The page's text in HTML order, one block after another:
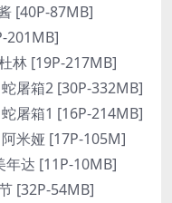
[40P-87MB]
201MB]
林 [19P-217MB]
屠箱2 [30P-332MB]
屠箱1 [16P-214MB]
米娅 [17P-105M]
年达 [11P-10MB]
[32P-54MB]